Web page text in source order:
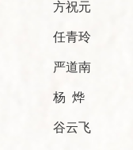
方祝元
任青玲
严道南
杨 烨
谷云飞